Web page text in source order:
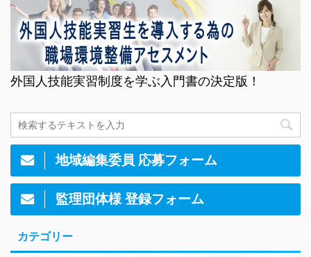
外国人技能実習制度を学ぶ入門書の決定版！
地域編集委員 応募フォーム
監理団体様 登録フォーム
カテゴリー